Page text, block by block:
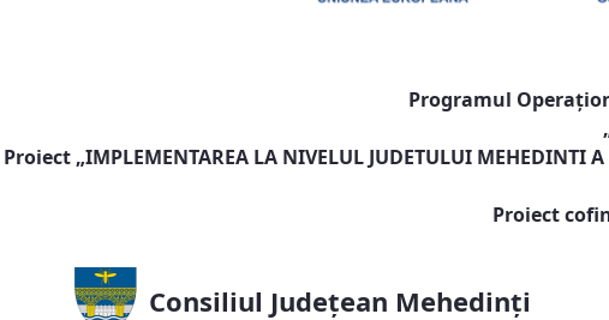
Programul
Proiect „IMPLEMENTAREA LA NIVELUL JUDETULUI MEHEDINTI
Proiect
Consiliul Județean Mehedinți